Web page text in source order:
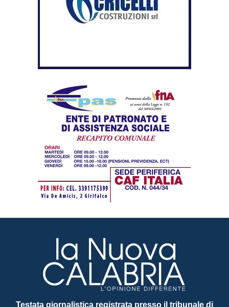
Testata giornalistica registrata presso il tribunale di